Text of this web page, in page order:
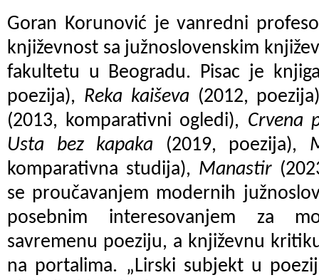
Goran Korunović je vanredni
književnost sa južnoslovenskim
fakultetu u Beogradu. Pisac je
poezija), Reka kaiševa (2012,
(2013, komparativni ogledi), Crvena
Usta bez kapaka (2019, poezija),
komparativna studija), Manastir
se proučavanjem modernih
posebnim interesovanjem za
savremenu poeziju, a književnu
na portalima. „Lirski subjekt u